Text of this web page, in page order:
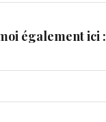
également ici :